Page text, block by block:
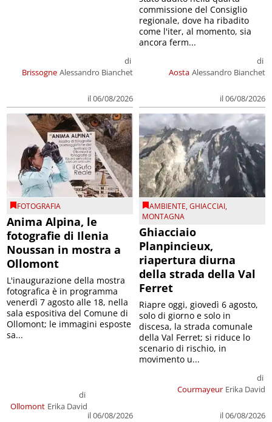
Brissogne
di
Alessandro Bianchet
il 06/08/2026
Aosta
di
Alessandro Bianchet
il 06/08/2026
commissione del Consiglio
regionale, dove ha ribadito
come l'iter, al momento, sia
ancora ferm...
FOTOGRAFIA
Anima Alpina, le
fotografie di Ilenia
Noussan in mostra a
Ollomont
Ollomont
di
Erika David
il 06/08/2026
L'inaugurazione della mostra
fotografica è in programma
venerdì 7 agosto alle 18, nella
sala espositiva del Comune di
Ollomont; le immagini esposte
sa...
AMBIENTE,GHIACCIAI,
MONTAGNA
Ghiacciaio
Planpincieux,
riapertura diurna
della strada della Val
Ferret
Courmayeur
di
Erika David
il 06/08/2026
Riapre oggi, giovedì 6 agosto,
solo di giorno e solo in
discesa, la strada comunale
della Val Ferret; si riduce lo
scenario di rischio, in
movimento u...